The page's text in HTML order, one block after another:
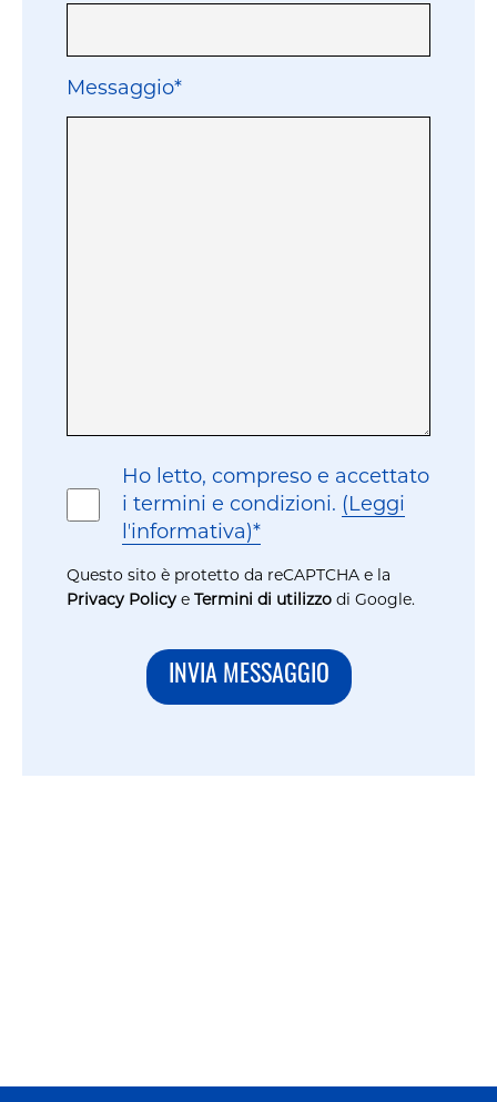
Messaggio*
ConsensoHo letto, compreso e accettato
i termini e condizioni. (Leggi
lʼinformativa)*
Questo sito è protetto da reCAPTCHA e la
Privacy Policy e Termini di utilizzo di Google.
INVIA MESSAGGIO